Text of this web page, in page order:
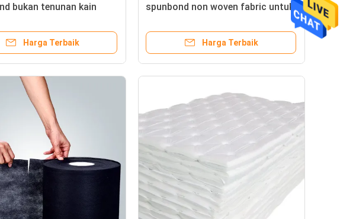
bukan tenunan kain
Harga Terbaik
spunbond non woven fabric untuk
kain penutup pegas kotak dengan
berat berbeda
Harga Terbaik